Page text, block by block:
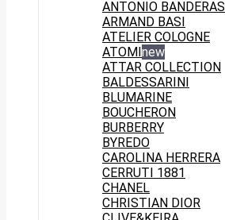
ANTONIO BANDERAS
ARMAND BASI
ATELIER COLOGNE
ATOMI new
ATTAR COLLECTION
BALDESSARINI
BLUMARINE
BOUCHERON
BURBERRY
BYREDO
CAROLINA HERRERA
CERRUTI 1881
CHANEL
CHRISTIAN DIOR